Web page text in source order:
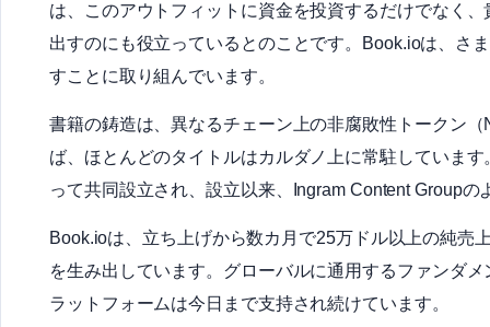
は、このアウトフィットに資金を投資するだけでなく
出すのにも役立っているとのことです。Book.ioは、さ
すことに取り組んでいます。
書籍の鋳造は、異なるチェーン上の非腐敗性トークン
ば、ほとんどのタイトルはカルダノ上に常駐していま
って共同設立され、設立以来、Ingram Content Group
Book.ioは、立ち上げから数カ月で25万ドル以上の純売
を生み出しています。グローバルに通用するファンダ
ラットフォームは今日まで支持され続けています。